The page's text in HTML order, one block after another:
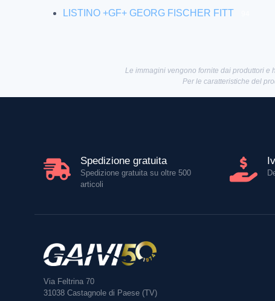
LISTINO +GF+ GEORG FISCHER FITT
Le immagini vengono fornite dai produttori e
Per le caratteristiche del
Spedizione gratuita
Spedizione gratuita su oltre 500
articoli
Via Feltrina 70
31038 Castagnole di Paese (TV)